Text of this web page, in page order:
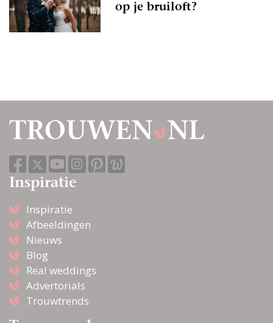
op je bruiloft?
Inspiratie
Inspiratie
Afbeeldingen
Nieuws
Blog
Real weddings
Advertorials
Trouwtrends